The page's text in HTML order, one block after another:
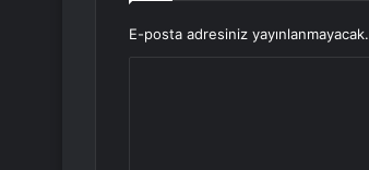
E-posta adresiniz yayınlanmayacak.